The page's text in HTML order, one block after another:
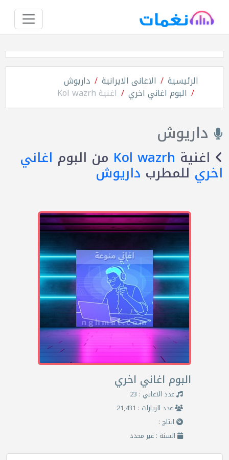
الرئيسية الاغانى الايرانية داريوش
البوم اغاني اخري اغنية Kol wazrh
داريوش
اغنية Kol wazrh من البوم اغاني
اخري للمطرب داريوش
البوم اغاني اخري
عدد الاغاني : 23
عدد الزيارات : 21,431
انتاج :
السنة : غير محدد